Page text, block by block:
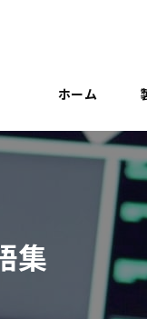
ホーム
集